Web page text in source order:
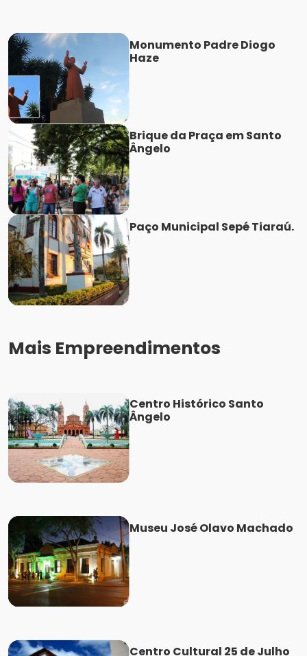
Monumento Padre Diogo
Haze
Brique da Praça em Santo
Ângelo
Paço Municipal Sepé Tiaraú.
Mais Empreendimentos
Centro Histórico Santo
Ângelo
Museu José Olavo Machado
Centro Cultural 25 de Julho